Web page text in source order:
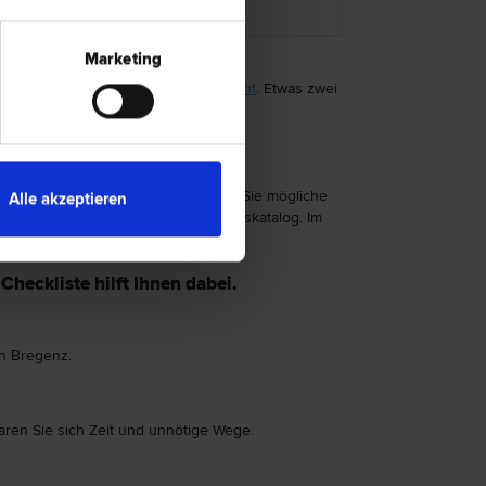
Marketing
Alle akzeptieren
und Gewährleistungsrecht. Etwas zwei
in Verbindung. Klären Sie mögliche
einen vorab festgelegten Leistungskatalog. Im
hilft Ihnen dabei.
Bregenz.
Sie sich Zeit und unnötige Wege.